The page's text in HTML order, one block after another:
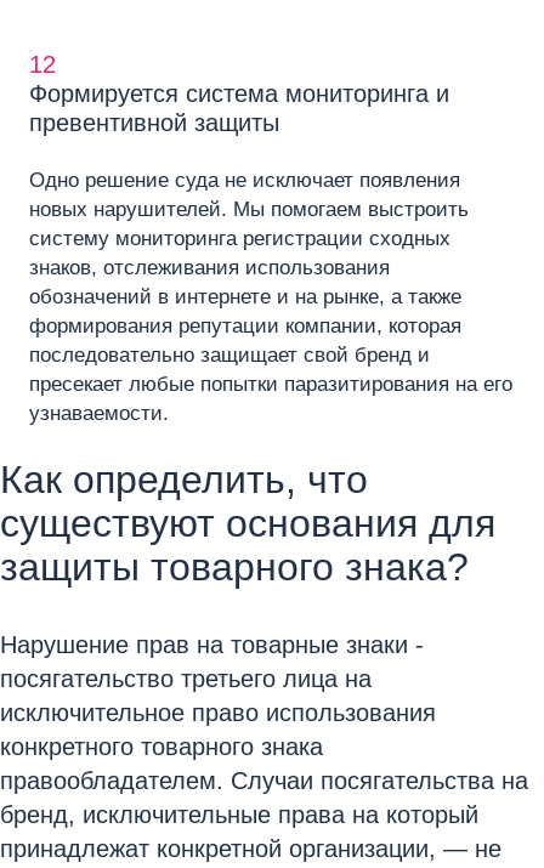
12
Формируется система мониторинга и
превентивной защиты
Одно решение суда не исключает появления
новых нарушителей. Мы помогаем выстроить
систему мониторинга регистрации сходных
знаков, отслеживания использования
обозначений в интернете и на рынке, а также
формирования репутации компании, которая
последовательно защищает свой бренд и
пресекает любые попытки паразитирования на его
узнаваемости.
Как определить, что
существуют основания для
защиты товарного знака?
Нарушение прав на товарные знаки -
посягательство третьего лица на
исключительное право использования
конкретного товарного знака
правообладателем. Случаи посягательства на
бренд, исключительные права на который
принадлежат конкретной организации, — не